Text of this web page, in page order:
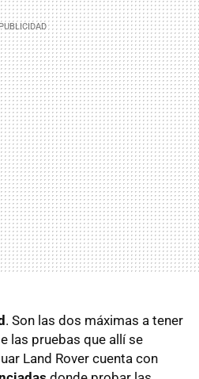
. Son las dos máximas a tener
las pruebas que allí se
Land Rover cuenta con